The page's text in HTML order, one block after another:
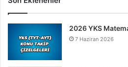
2026 YKS
7 Haziran 2026